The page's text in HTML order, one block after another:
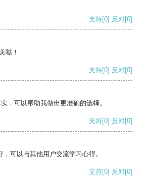
支持[0] 反对[0]
哒！
支持[0] 反对[0]
，可以帮助我做出更准确的选择。
支持[0] 反对[0]
可以与其他用户交流学习心得。
支持[0] 反对[0]